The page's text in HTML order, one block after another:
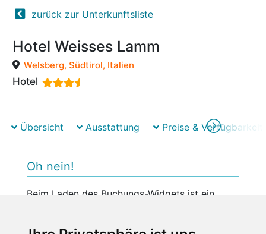
zurück zur Unterkunftsliste
Hotel Weisses Lamm
Welsberg, Südtirol, Italien
Hotel
Übersicht Ausstattung Preise & Verfügbarkeit
Oh nein!
Beim Laden des Buchungs-Widgets ist ein